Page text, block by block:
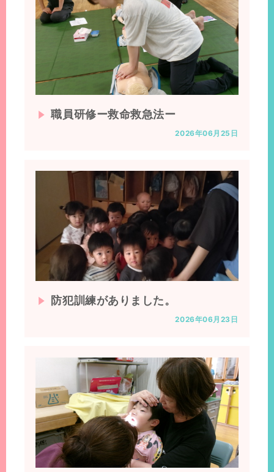
職員研修ー救命救急法ー
2026年06月25日
防犯訓練がありました。
2026年06月23日